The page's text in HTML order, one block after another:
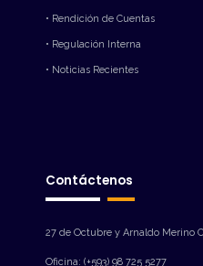
• Rendición de Cuentas
• Regulación Interna
• Noticias Recientes
Contáctenos
27 de Octubre y Arnaldo Merino
Oficina: (+593) 98 725 5277